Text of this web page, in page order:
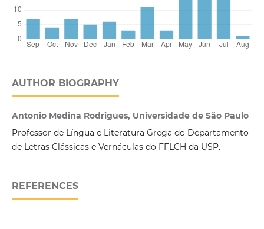
AUTHOR BIOGRAPHY
Antonio Medina Rodrigues, Universidade de São Paulo
Professor de Língua e Literatura Grega do Departamento
de Letras Clássicas e Vernáculas do FFLCH da USP.
REFERENCES